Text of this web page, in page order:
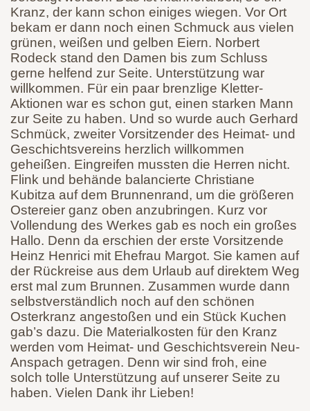
Kranz, der kann schon einiges wiegen. Vor Ort
bekam er dann noch einen Schmuck aus vielen
grünen, weißen und gelben Eiern. Norbert
Rodeck stand den Damen bis zum Schluss
gerne helfend zur Seite. Unterstützung war
willkommen. Für ein paar brenzlige Kletter-
Aktionen war es schon gut, einen starken Mann
zur Seite zu haben. Und so wurde auch Gerhard
Schmück, zweiter Vorsitzender des Heimat- und
Geschichtsvereins herzlich willkommen
geheißen. Eingreifen mussten die Herren nicht.
Flink und behände balancierte Christiane
Kubitza auf dem Brunnenrand, um die größeren
Ostereier ganz oben anzubringen. Kurz vor
Vollendung des Werkes gab es noch ein großes
Hallo. Denn da erschien der erste Vorsitzende
Heinz Henrici mit Ehefrau Margot. Sie kamen auf
der Rückreise aus dem Urlaub auf direktem Weg
erst mal zum Brunnen. Zusammen wurde dann
selbstverständlich noch auf den schönen
Osterkranz angestoßen und ein Stück Kuchen
gab’s dazu. Die Materialkosten für den Kranz
werden vom Heimat- und Geschichtsverein Neu-
Anspach getragen. Denn wir sind froh, eine
solch tolle Unterstützung auf unserer Seite zu
haben. Vielen Dank ihr Lieben!